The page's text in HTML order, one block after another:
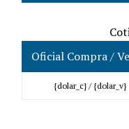
Oficial Compra /
{dolar_c} / {dolar_v}